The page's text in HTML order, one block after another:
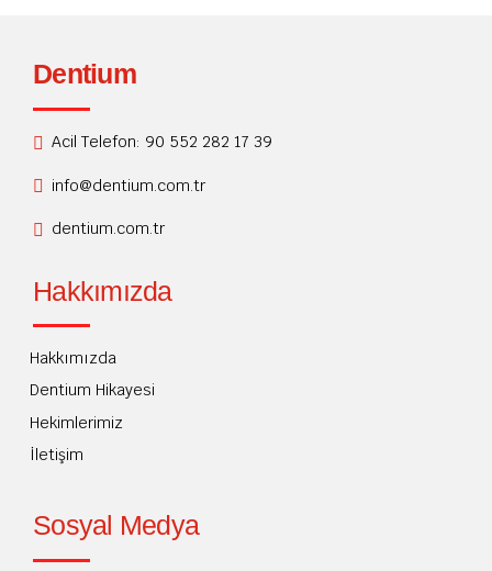
Dentium
Acil Telefon: 90 552 282 17 39
info@dentium.com.tr
dentium.com.tr
Hakkımızda
Hakkımızda
Dentium Hikayesi
Hekimlerimiz
İletişim
Sosyal Medya